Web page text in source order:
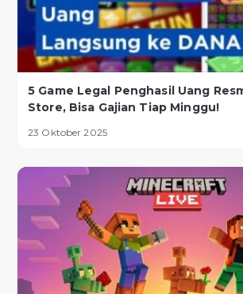
5 Game Legal Penghasil Uang
Store, Bisa Gajian Tiap Minggu!
23 Oktober 2025